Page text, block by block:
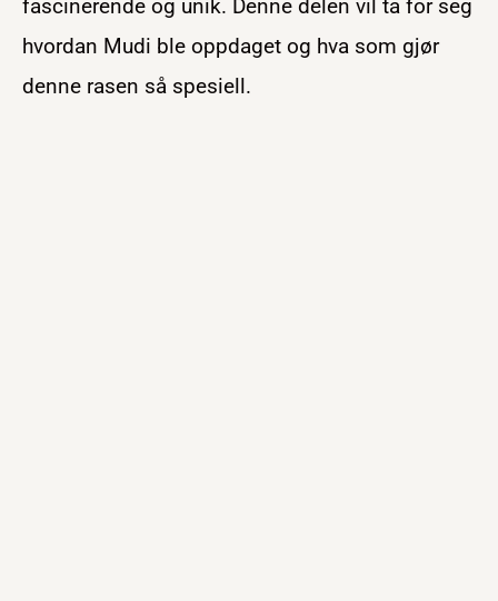
fascinerende og unik. Denne delen vil ta for seg
hvordan Mudi ble oppdaget og hva som gjør
denne rasen så spesiell.